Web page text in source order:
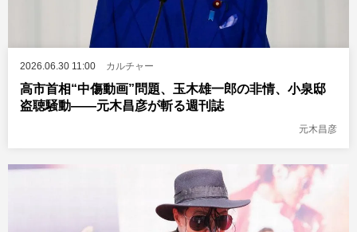
2026.06.30 11:00 カルチャー
高市首相“中傷動画”問題、玉木雄一郎の非情、小泉邸
盗聴騒動――元木昌彦が斬る週刊誌
元木昌彦